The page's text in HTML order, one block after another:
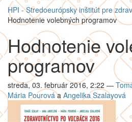
HPI - Stredoeurópsky inštitút pre
Hodnotenie volebných programov
Hodnotenie
programov
streda, 03. február 2016, 2:22 —
Mária Pourováa Angelika Szalayová